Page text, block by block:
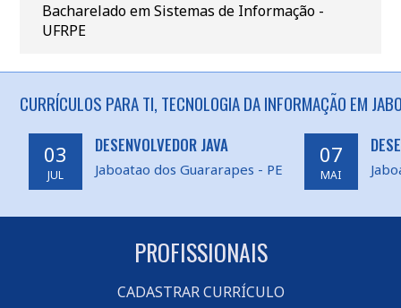
Bacharelado em Sistemas de Informação -
UFRPE
CURRÍCULOS PARA TI, TECNOLOGIA DA INFORMAÇÃO EM
03
JUL
DESENVOLVEDOR JAVA
Jaboatao dos Guararapes - PE
07
MAI
PROFISSIONAIS
CADASTRAR CURRÍCULO